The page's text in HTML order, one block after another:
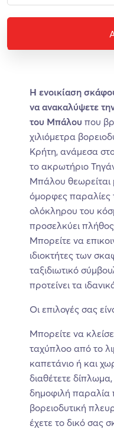
Η ενοικίαση
να ανακαλύψετε
του Μπάλου που
χιλιόμετρα
Κρήτη, ανάμεσα
το ακρωτήριο
Μπάλου θεωρείται
όμορφες παραλίες
ολόκληρου του
προσελκύει
Μπορείτε να
ιδιοκτήτες των
ταξιδιωτικό
προτείνει τα
Οι επιλογές σας
Μπορείτε να
ταχύπλοο από το
καπετάνιο ή και
διαθέτετε
δημοφιλή παραλία
βορειοδυτική
έχετε το δικό σας